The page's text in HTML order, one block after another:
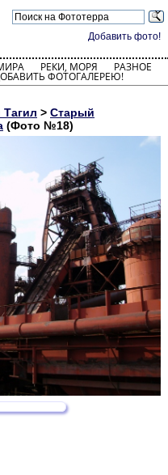
Добавить фото!
РЕКИ, МОРЯ РАЗНОЕ
ФОТОГАЛЕРЕЮ!
> Старый
(Фото №18)